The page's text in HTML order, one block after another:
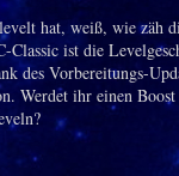
hat, weiß, wie zäh
Classic ist die
des Vorbereitungs-
Werdet ihr einen